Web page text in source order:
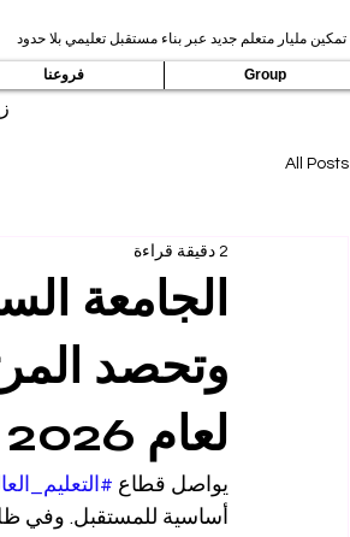
تمكين مليار متعلم جديد عبر بناء مستقبل تعليمي بلا حدود
فروعنا Group
All Posts
الجامعة
وتحصد
لعام 2026
2 دقيقة قراءة
يواصل قطاع
أساسية للمستقبل. وفي